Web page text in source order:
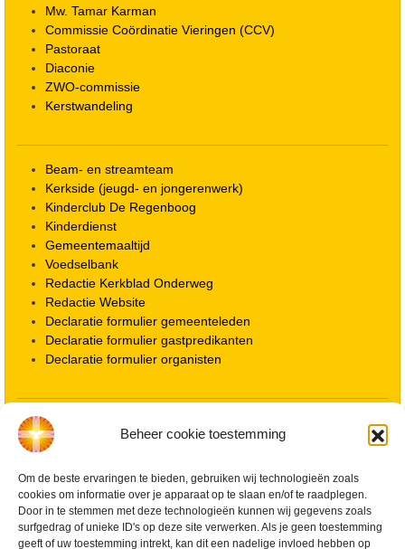
Beheer cookie toestemming
Om de beste ervaringen te bieden, gebruiken wij technologieën zoals
cookies om informatie over je apparaat op te slaan en/of te raadplegen.
Door in te stemmen met deze technologieën kunnen wij gegevens zoals
surfgedrag of unieke ID's op deze site verwerken. Als je geen toestemming
geeft of uw toestemming intrekt, kan dit een nadelige invloed hebben op
Mw. Tamar Karman
Commissie Coördinatie Vieringen (CCV)
Pastoraat
Diaconie
ZWO-commissie
Kerstwandeling
Beam- en streamteam
Kerkside (jeugd- en jongerenwerk)
Kinderclub De Regenboog
Kinderdienst
Gemeentemaaltijd
Voedselbank
Redactie Kerkblad Onderweg
Redactie Website
Declaratie formulier gemeenteleden
Declaratie formulier gastpredikanten
Declaratie formulier organisten
Locatie kerk
ANBI informatie PGWD
Vrienden van de Grote Kerk
Info Kerkelijke gebouwen / koster
Redactiestatuut voor kerkblad en website
Beleid Veilige Kerk en gedragscode